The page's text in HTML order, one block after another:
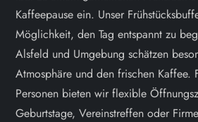
Kaffeepause ein. Unser
Möglichkeit, den Tag entspannt zu
Alsfeld und Umgebung schätzen
Atmosphäre und den frischen Kaffee.
Personen bieten wir flexible
Geburtstage, Vereinstreffen oder